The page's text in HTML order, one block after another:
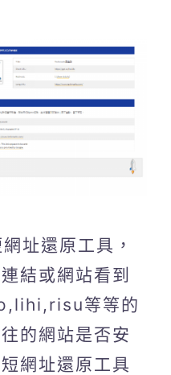
址還原工具，
結或網站看到
等等的
的網站是否安
網址還原工具